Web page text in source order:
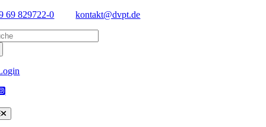
Skip
content
69 829722-0
kontakt@dvpt.de